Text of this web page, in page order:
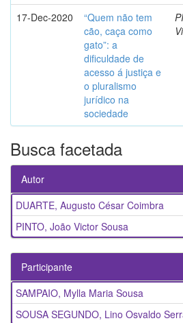
17-Dec-2020
“Quem não tem
cão, caça como
gato”: a
dificuldade de
acesso á justiça e
o pluralismo
jurídico na
sociedade
Busca facetada
Autor
DUARTE, Augusto César Coimbra
PINTO, João Victor Sousa
Participante
SAMPAIO, Mylla Maria Sousa
SOUSA SEGUNDO, Lino Osvaldo